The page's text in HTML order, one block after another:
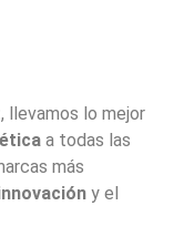
, llevamos lo mejor
a todas las
más
y el